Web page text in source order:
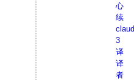
心
续
3
译
译
者